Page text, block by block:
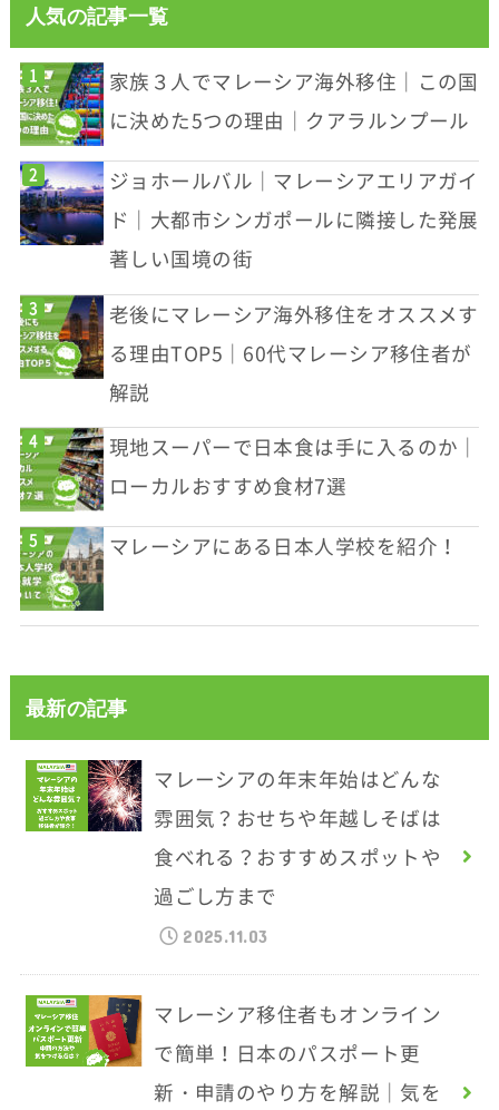
人気の記事一覧
家族３人でマレーシア海外移住｜この国
に決めた5つの理由｜クアラルンプール
ジョホールバル｜マレーシアエリアガイ
ド｜大都市シンガポールに隣接した発展
著しい国境の街
老後にマレーシア海外移住をオススメす
る理由TOP5｜60代マレーシア移住者が
解説
現地スーパーで日本食は手に入るのか｜
ローカルおすすめ食材7選
マレーシアにある日本人学校を紹介！
最新の記事
マレーシアの年末年始はどんな
雰囲気？おせちや年越しそばは
食べれる？おすすめスポットや
過ごし方まで
2025.11.03
マレーシア移住者もオンライン
で簡単！日本のパスポート更
新・申請のやり方を解説｜気を